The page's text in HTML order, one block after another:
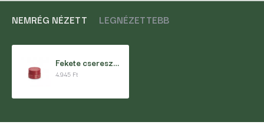
NEMRÉG NÉZETT LEGNÉZETTEBB
Fekete cseresznye ajakápoló és arcpirosító
4.945 Ft